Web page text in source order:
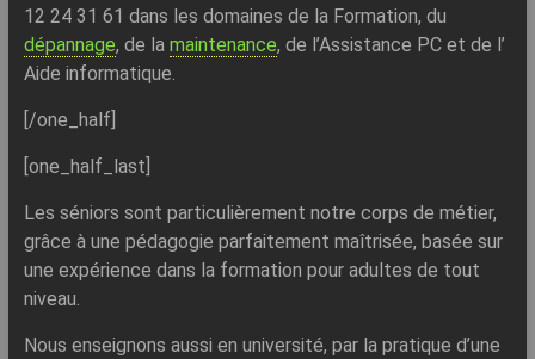
12 24 31 61 dans les domaines de la Formation, du
dépannage, de la maintenance, de l’Assistance PC et de l’
Aide informatique.
[/one_half]
[one_half_last]
Les séniors sont particulièrement notre corps de métier,
grâce à une pédagogie parfaitement maîtrisée, basée sur
une expérience dans la formation pour adultes de tout
niveau.
Nous enseignons aussi en université, par la pratique d’une